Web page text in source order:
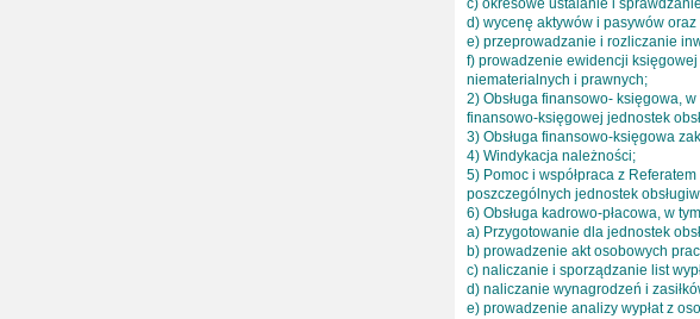
c) okresowe ustalanie i
d) wycenę aktywów i pasywów
e) przeprowadzanie i rozliczanie
f) prowadzenie ewidencji księgowej
niematerialnych i prawnych;
2) Obsługa finansowo- księgowa,
finansowo-księgowej jednostek
3) Obsługa finansowo-księgowa
4) Windykacja należności;
5) Pomoc i współpraca z
poszczególnych jednostek
6) Obsługa kadrowo-płacowa, w
a) Przygotowanie dla jednostek
b) prowadzenie akt osobowych
c) naliczanie i sporządzanie list
d) naliczanie wynagrodzeń i
e) prowadzenie analizy wypłat z